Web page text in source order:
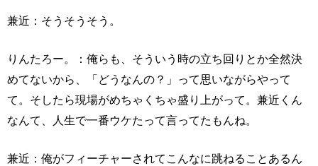
兼近：そうそうそう。
りんたろー。：俺らも、そういう時の立ち回りとか全然決
めてないから、「どうなんの？」って思いながらやって
て。そしたら現場がめちゃくちゃ盛り上がって。兼近くん
なんて、人生で一番ウケたって言ってたもんね。
兼近：俺がフィーチャーされてこんなに跳ねることあるん